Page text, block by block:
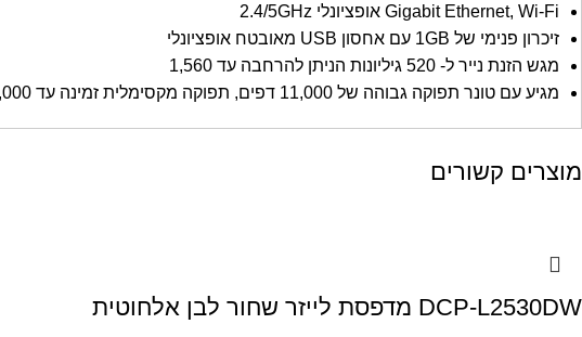
Gigabit Ethernet, Wi-Fi אופציונלי 2.4/5GHz
זיכרון פנימי של 1GB עם אחסון USB מאובטח אופציונלי
מגש הזנת נייר ל- 520 גיליונות הניתן להרחבה עד 1,560
מגיע עם טונר תפוקה גבוהה של 11,000 דפים, תפוקה מקסימלית זמינה עד 25,000 דפים
מוצרים קשורים
DCP-L2530DW מדפסת לייזר שחור לבן אלחוטית